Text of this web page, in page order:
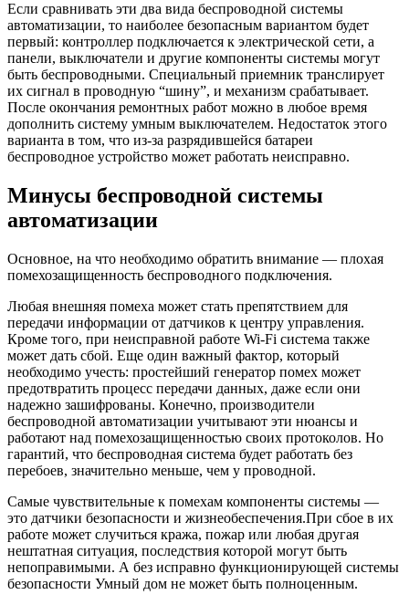
Если сравнивать эти два вида беспроводной системы
автоматизации, то наиболее безопасным вариантом будет
первый: контроллер подключается к электрической сети, а
панели, выключатели и другие компоненты системы могут
быть беспроводными. Специальный приемник транслирует
их сигнал в проводную “шину”, и механизм срабатывает.
После окончания ремонтных работ можно в любое время
дополнить систему умным выключателем. Недостаток этого
варианта в том, что из-за разрядившейся батареи
беспроводное устройство может работать неисправно.
Минусы беспроводной системы
автоматизации
Основное, на что необходимо обратить внимание — плохая
помехозащищенность беспроводного подключения.
Любая внешняя помеха может стать препятствием для
передачи информации от датчиков к центру управления.
Кроме того, при неисправной работе Wi-Fi система также
может дать сбой. Еще один важный фактор, который
необходимо учесть: простейший генератор помех может
предотвратить процесс передачи данных, даже если они
надежно зашифрованы. Конечно, производители
беспроводной автоматизации учитывают эти нюансы и
работают над помехозащищенностью своих протоколов. Но
гарантий, что беспроводная система будет работать без
перебоев, значительно меньше, чем у проводной.
Самые чувствительные к помехам компоненты системы —
это датчики безопасности и жизнеобеспечения.При сбое в их
работе может случиться кража, пожар или любая другая
нештатная ситуация, последствия которой могут быть
непоправимыми. А без исправно функционирующей системы
безопасности Умный дом не может быть полноценным.